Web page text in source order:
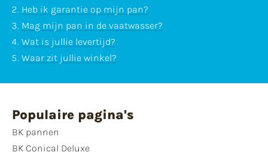
Heb ik garantie op mijn pan?
Mag mijn pan in de vaatwasser?
Wat is jullie levertijd?
Waar zit jullie winkel?
Populaire pagina's
BK pannen
BK Conical Deluxe